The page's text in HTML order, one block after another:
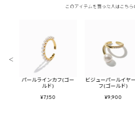
このアイテムを買った人はこちら
パールラインカフ(ゴー
ルド)
¥7,150
ビジューパールイヤ
フ(ゴールド)
¥9,900
＜